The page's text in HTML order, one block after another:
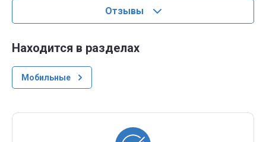
Отзывы
Находится в разделах
Мобильные